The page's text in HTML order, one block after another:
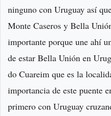
ninguno con Uruguay así
Monte Caseros y Bella
importante porque une ahí
de estar Bella Unión en
do Cuareim que es la
importancia de este puente
primero con Uruguay